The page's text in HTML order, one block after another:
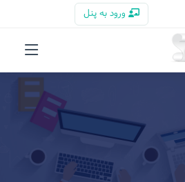
ورود به پنل